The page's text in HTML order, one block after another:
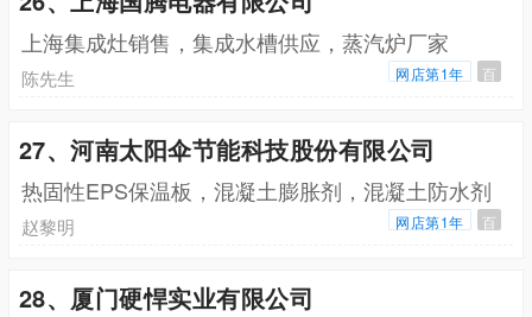
上海集成灶销售，集成水槽供应，蒸汽炉厂家
陈先生 网店第1年 百
27、河南太阳伞节能科技股份有限公司
热固性EPS保温板，混凝土膨胀剂，混凝土防水剂
赵黎明 网店第1年 百
28、厦门硬悍实业有限公司